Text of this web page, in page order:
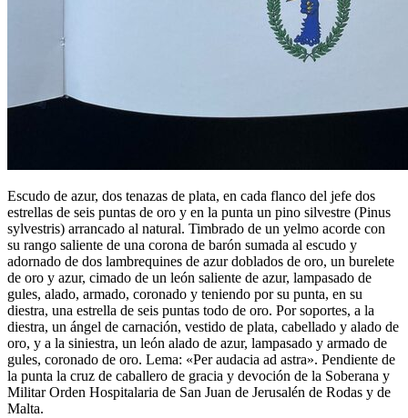
Escudo de azur, dos tenazas de plata, en cada flanco del jefe dos
estrellas de seis puntas de oro y en la punta un pino silvestre (Pinus
sylvestris) arrancado al natural. Timbrado de un yelmo acorde con
su rango saliente de una corona de barón sumada al escudo y
adornado de dos lambrequines de azur doblados de oro, un burelete
de oro y azur, cimado de un león saliente de azur, lampasado de
gules, alado, armado, coronado y teniendo por su punta, en su
diestra, una estrella de seis puntas todo de oro. Por soportes, a la
diestra, un ángel de carnación, vestido de plata, cabellado y alado de
oro, y a la siniestra, un león alado de azur, lampasado y armado de
gules, coronado de oro. Lema: «Per audacia ad astra». Pendiente de
la punta la cruz de caballero de gracia y devoción de la Soberana y
Militar Orden Hospitalaria de San Juan de Jerusalén de Rodas y de
Malta.